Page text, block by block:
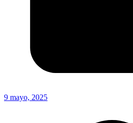
9 mayo, 2025